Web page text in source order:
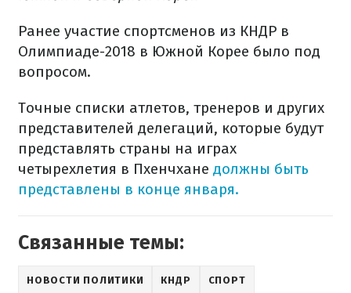
Ранее участие спортсменов из КНДР в
Олимпиаде-2018 в Южной Корее было под
вопросом.
Точные списки атлетов, тренеров и других
представителей делегаций, которые будут
представлять страны на играх
четырехлетия в Пхенчхане должны быть
представлены в конце января.
Связанные темы:
НОВОСТИ ПОЛИТИКИ КНДР СПОРТ